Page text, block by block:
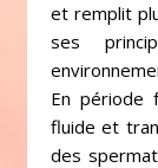
et remplit
ses
En période
fluide et
des